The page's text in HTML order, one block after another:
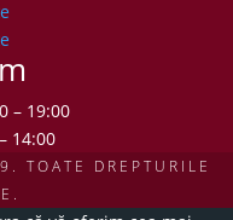
– 19:00
14:00
TOATE DREPTURILE